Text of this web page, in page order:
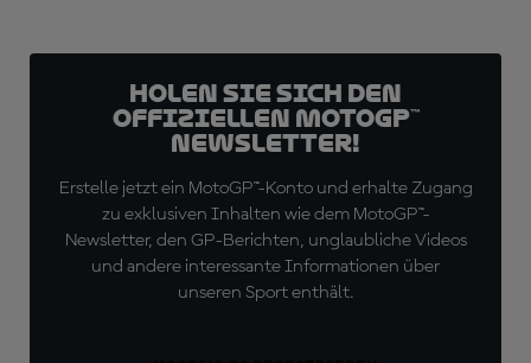
Holen Sie sich den
offiziellen MotoGP™
Newsletter!
Erstelle jetzt ein MotoGP™-Konto und erhalte Zugang
zu exklusiven Inhalten wie dem MotoGP™-
Newsletter, den GP-Berichten, unglaubliche Videos
und andere interessante Informationen über
unseren Sport enthält.